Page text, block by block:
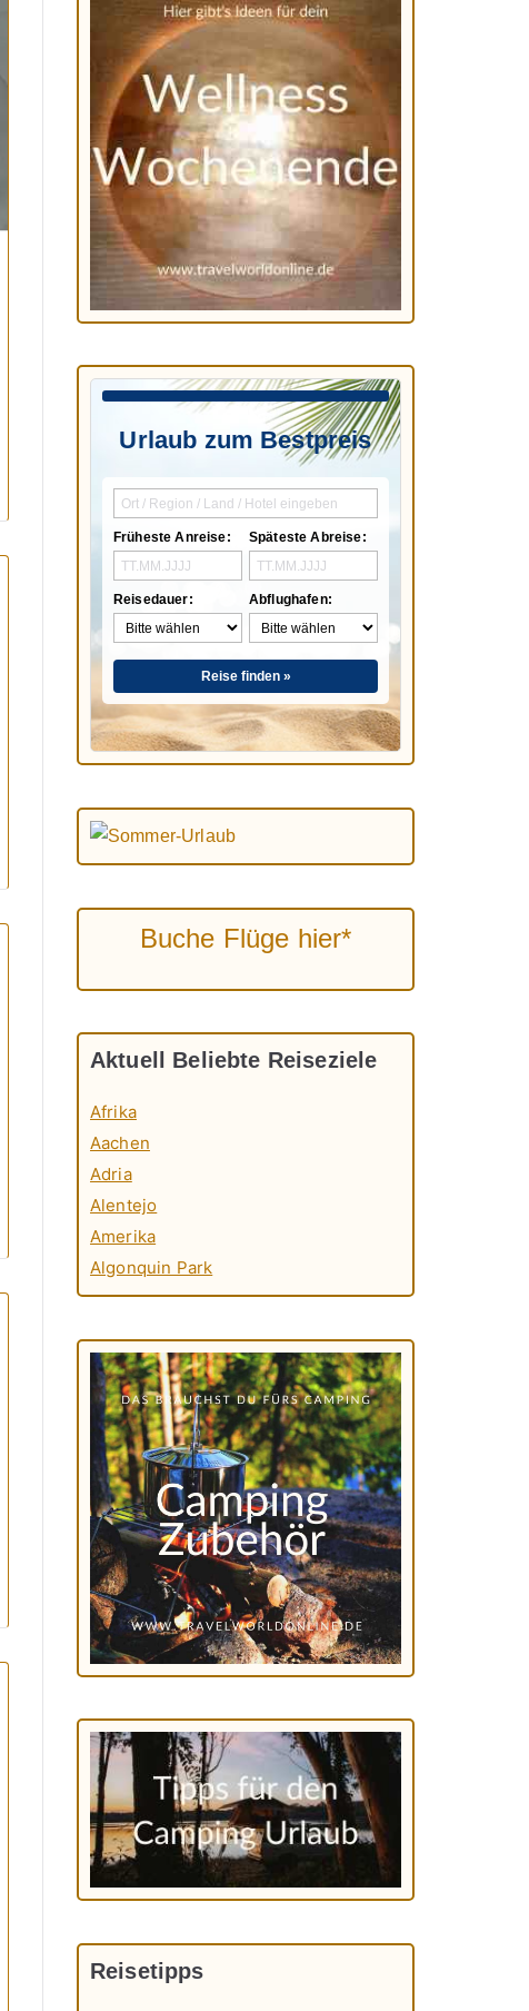
Urlaub zum Bestpreis
Früheste Anreise:
Reisedauer:
Späteste Abreise:
Abflughafen:
Reise finden »
Buche Flüge hier*
Aktuell Beliebte Reiseziele
Afrika
Aachen
Adria
Alentejo
Amerika
Algonquin Park
Reisetipps